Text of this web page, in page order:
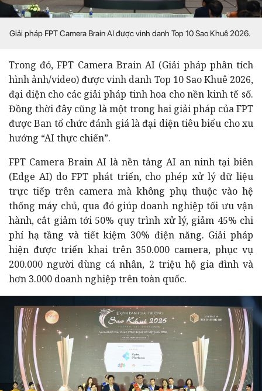
Giải pháp FPT Camera Brain AI được vinh danh Top 10 Sao Khuê 2026.
Trong đó, FPT Camera Brain AI (Giải pháp phân tích
hình ảnh/video) được vinh danh Top 10 Sao Khuê 2026,
đại diện cho các giải pháp tinh hoa cho nền kinh tế số.
Đồng thời đây cũng là một trong hai giải pháp của FPT
được Ban tổ chức đánh giá là đại diện tiêu biểu cho xu
hướng “AI thực chiến”.
FPT Camera Brain AI là nền tảng AI an ninh tại biên
(Edge AI) do FPT phát triển, cho phép xử lý dữ liệu
trực tiếp trên camera mà không phụ thuộc vào hệ
thống máy chủ, qua đó giúp doanh nghiệp tối ưu vận
hành, cắt giảm tới 50% quy trình xử lý, giảm 45% chi
phí hạ tầng và tiết kiệm 30% điện năng. Giải pháp
hiện được triển khai trên 350.000 camera, phục vụ
200.000 người dùng cá nhân, 2 triệu hộ gia đình và
hơn 3.000 doanh nghiệp trên toàn quốc.